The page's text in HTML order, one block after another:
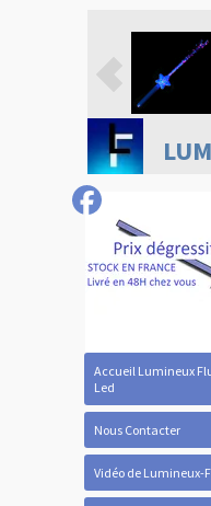
Accueil Lumineux
Led
Nous Contacter
Vidéo de Lumineux-